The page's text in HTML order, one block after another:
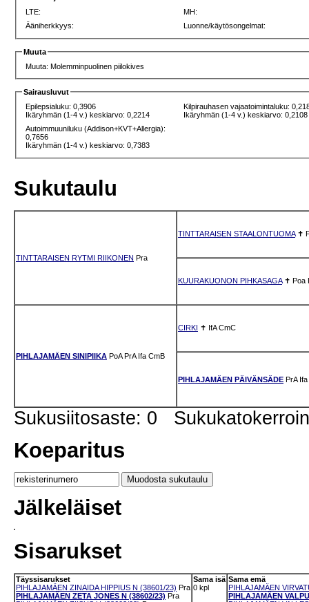
LTE:
MH:
Ääniherkkyys:
Luonne/käytösongelmat:
Muuta
Muuta: Molemminpuolinen piilokives
Sairausluvut
Epilepsialuku: 0,3906
Ikäryhmän (1-4 v.) keskiarvo: 0,2214
Kilpirauhasen vajaatoimintaluku:
Ikäryhmän (1-4 v.) keskiarvo: 0,2108
Autoimmuuniluku (Addison+KVT+Allergia):
0,7656
Ikäryhmän (1-4 v.) keskiarvo: 0,7383
Sukutaulu
TINTTARAISEN RYTMI RIIKONEN Pra
TINTTARAISEN STAALONTUOMA✝
KUURAKUONON PIHKASAGA✝ Poa
PIHLAJAMÄEN SINIPIIKA PoA PrA Ifa CmB
CIRKI ✝ IfA CmC
PIHLAJAMÄEN PÄIVÄNSÄDE PrA Ifa
Sukusiitosaste: 0
Koeparitus
Jälkeläiset
Sisarukset
Täyssisarukset
PIHLAJAMÄEN ZINAIDA HIPPIUS N (38601/23) Pra
PIHLAJAMÄEN ZETA JONES N (38602/23) Pra
Sama isä
0 kpl
Sama emä
PIHLAJAMÄEN
PIHLAJAMÄEN